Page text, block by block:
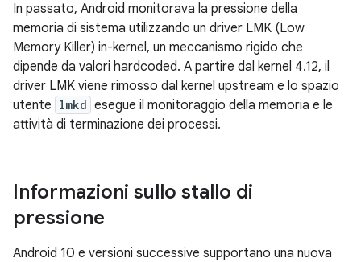
In passato, Android monitorava la pressione della
memoria di sistema utilizzando un driver LMK (Low
Memory Killer) in-kernel, un meccanismo rigido che
dipende da valori hardcoded. A partire dal kernel 4.12, il
driver LMK viene rimosso dal kernel upstream e lo spazio
utente lmkd esegue il monitoraggio della memoria e le
attività di terminazione dei processi.
Informazioni sullo stallo di
pressione
Android 10 e versioni successive supportano una nuova